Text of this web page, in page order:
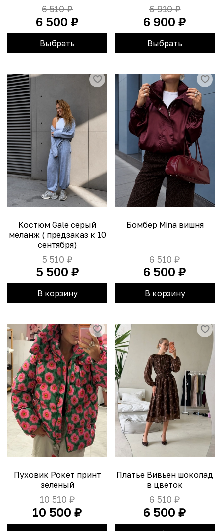
6 510 ₽
6 500 ₽
Выбрать
6 910 ₽
6 900 ₽
Выбрать
Костюм Gale серый
меланж ( предзаказ к 10
сентября)
5 510 ₽
5 500 ₽
В корзину
Бомбер Mina вишня
6 510 ₽
6 500 ₽
В корзину
Пуховик Рокет принт
зеленый
10 510 ₽
10 500 ₽
Платье Вивьен шоколад
в цветок
6 510 ₽
6 500 ₽